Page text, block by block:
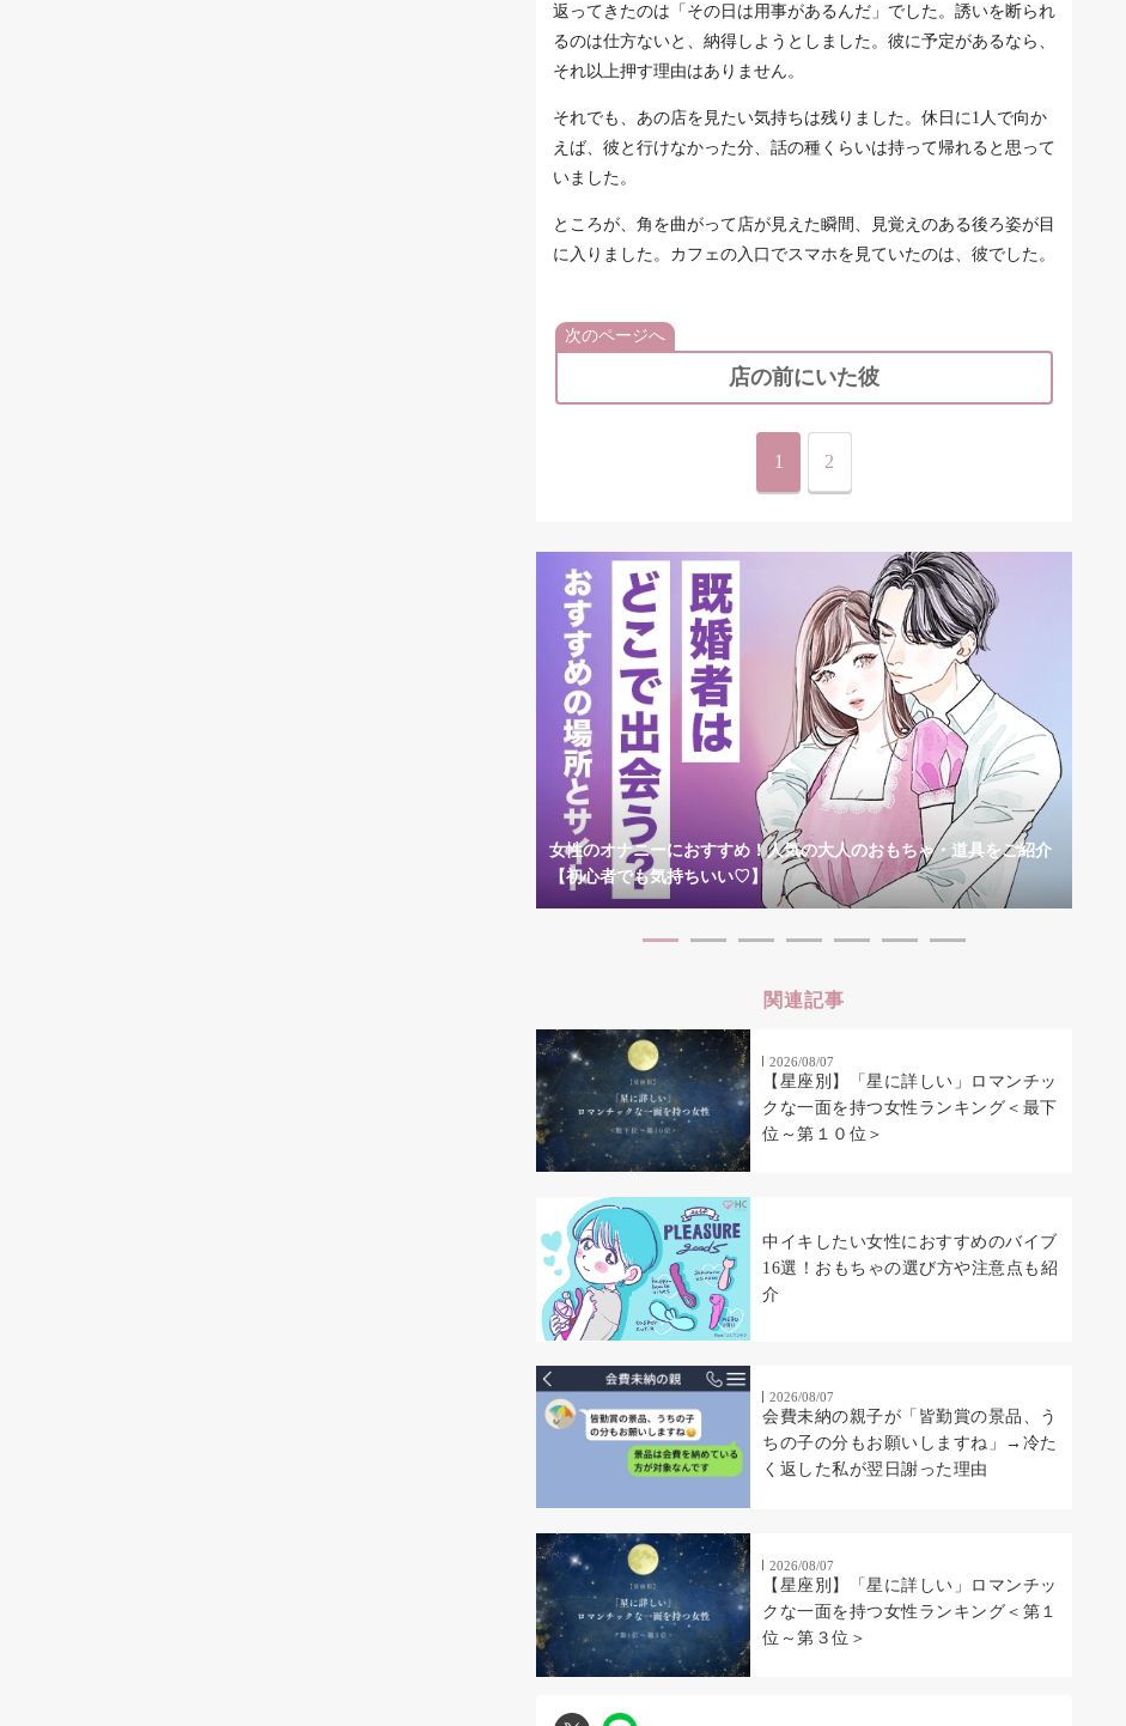
返ってきたのは「その日は用事があるんだ」でした。誘いを断られ
るのは仕方ないと、納得しようとしました。彼に予定があるなら、
それ以上押す理由はありません。
それでも、あの店を見たい気持ちは残りました。休日に1人で向か
えば、彼と行けなかった分、話の種くらいは持って帰れると思って
いました。
ところが、角を曲がって店が見えた瞬間、見覚えのある後ろ姿が目
に入りました。カフェの入口でスマホを見ていたのは、彼でした。
次のページへ
店の前にいた彼
1 2
女性のオナニーにおすすめ！人気の大人のおもちゃ・道具をご紹介
【初心者でも気持ちいい♡】
関連記事
2026/08/07
【星座別】「星に詳しい」ロマンチッ
クな一面を持つ女性ランキング＜最下
位～第１０位＞
中イキしたい女性におすすめのバイブ
16選！おもちゃの選び方や注意点も紹
介
2026/08/07
会費未納の親子が「皆勤賞の景品、う
ちの子の分もお願いしますね」→冷た
く返した私が翌日謝った理由
2026/08/07
【星座別】「星に詳しい」ロマンチッ
クな一面を持つ女性ランキング＜第１
位～第３位＞